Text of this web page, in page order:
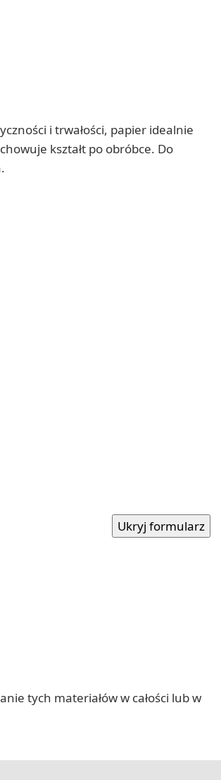
i trwałości, papier idealnie
kształt po obróbce. Do
tych materiałów w całości lub w